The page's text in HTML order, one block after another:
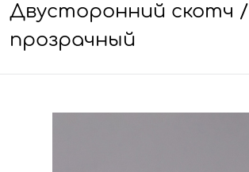
Двусторонний скотч /
прозрачный